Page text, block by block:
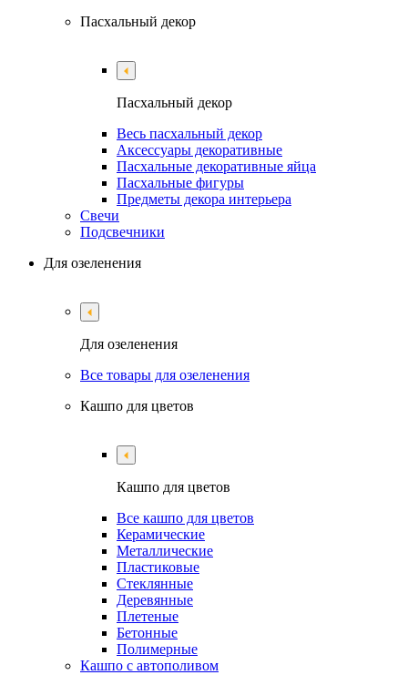
Пасхальный декор
Пасхальный декор
Весь пасхальный декор
Аксессуары декоративные
Пасхальные декоративные яйца
Пасхальные фигуры
Предметы декора интерьера
Свечи
Подсвечники
Для озеленения
Для озеленения
Все товары для озеленения
Кашпо для цветов
Кашпо для цветов
Все кашпо для цветов
Керамические
Металлические
Пластиковые
Стеклянные
Деревянные
Плетеные
Бетонные
Полимерные
Кашпо с автополивом